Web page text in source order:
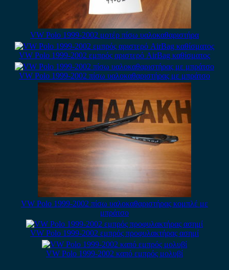
VW Polo 1999-2002 μοτέρ πίσω υαλοκαθαριστήρα
VW Polo 1999-2002 εμπρός αριστερό AirBag καθίσματος
VW Polo 1999-2002 πίσω υαλοκαθαριστήρας με μπράτσο
VW Polo 1999-2002 πίσω υαλοκαθαριστήρας κομπλέ με
μπράτσο
VW Polo 1999-2002 εμπρός προφυλακτήρας ασημί
VW Polo 1999-2002 καπό εμπρός μολυβί